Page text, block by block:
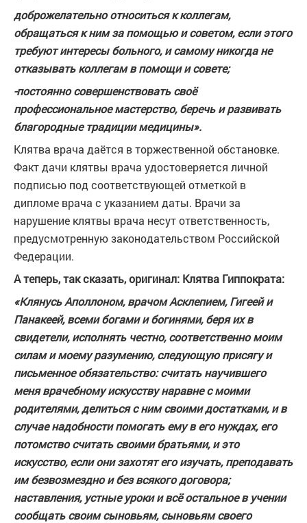
доброжелательно относиться к коллегам,
обращаться к ним за помощью и советом, если этого
требуют интересы больного, и самому никогда не
отказывать коллегам в помощи и совете;
-постоянно совершенствовать своё
профессиональное мастерство, беречь и развивать
благородные традиции медицины».
Клятва врача даётся в торжественной обстановке.
Факт дачи клятвы врача удостоверяется личной
подписью под соответствующей отметкой в
дипломе врача с указанием даты. Врачи за
нарушение клятвы врача несут ответственность,
предусмотренную законодательством Российской
Федерации.
А теперь, так сказать, оригинал: Клятва Гиппократа:
«Клянусь Аполлоном, врачом Асклепием, Гигеей и
Панакеей, всеми богами и богинями, беря их в
свидетели, исполнять честно, соответственно моим
силам и моему разумению, следующую присягу и
письменное обязательство: считать научившего
меня врачебному искусству наравне с моими
родителями, делиться с ним своими достатками, и в
случае надобности помогать ему в его нуждах, его
потомство считать своими братьями, и это
искусство, если они захотят его изучать, преподавать
им безвозмездно и без всякого договора;
наставления, устные уроки и всё остальное в учении
сообщать своим сыновьям, сыновьям своего